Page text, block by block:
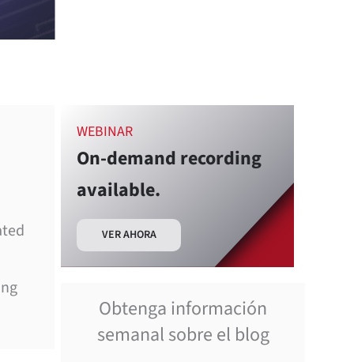
WEBINAR
On-demand recording
available.
VER AHORA
Obtenga información
semanal sobre el blog